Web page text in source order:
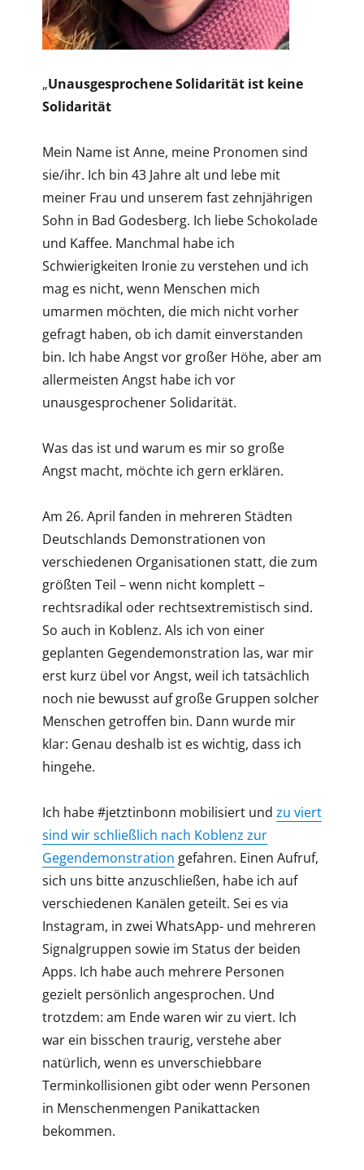
„Unausgesprochene Solidarität ist keine
Solidarität
Mein Name ist Anne, meine Pronomen sind
sie/ihr. Ich bin 43 Jahre alt und lebe mit
meiner Frau und unserem fast zehnjährigen
Sohn in Bad Godesberg. Ich liebe Schokolade
und Kaffee. Manchmal habe ich
Schwierigkeiten Ironie zu verstehen und ich
mag es nicht, wenn Menschen mich
umarmen möchten, die mich nicht vorher
gefragt haben, ob ich damit einverstanden
bin. Ich habe Angst vor großer Höhe, aber am
allermeisten Angst habe ich vor
unausgesprochener Solidarität.
Was das ist und warum es mir so große
Angst macht, möchte ich gern erklären.
Am 26. April fanden in mehreren Städten
Deutschlands Demonstrationen von
verschiedenen Organisationen statt, die zum
größten Teil – wenn nicht komplett –
rechtsradikal oder rechtsextremistisch sind.
So auch in Koblenz. Als ich von einer
geplanten Gegendemonstration las, war mir
erst kurz übel vor Angst, weil ich tatsächlich
noch nie bewusst auf große Gruppen solcher
Menschen getroffen bin. Dann wurde mir
klar: Genau deshalb ist es wichtig, dass ich
hingehe.
Ich habe #jetztinbonn mobilisiert und zu viert
sind wir schließlich nach Koblenz zur
Gegendemonstration gefahren. Einen Aufruf,
sich uns bitte anzuschließen, habe ich auf
verschiedenen Kanälen geteilt. Sei es via
Instagram, in zwei WhatsApp- und mehreren
Signalgruppen sowie im Status der beiden
Apps. Ich habe auch mehrere Personen
gezielt persönlich angesprochen. Und
trotzdem: am Ende waren wir zu viert. Ich
war ein bisschen traurig, verstehe aber
natürlich, wenn es unverschiebbare
Terminkollisionen gibt oder wenn Personen
in Menschenmengen Panikattacken
bekommen.